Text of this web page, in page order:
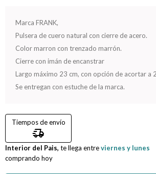
Marca FRANK,
Pulsera de cuero natural con cierre de acero.
Color marron con trenzado marrón.
Cierre con imán de encanstrar
Largo máximo 23 cm, con opción de acortar a
Se entregan con estuche de la marca.
Tiempos de envío
delivery_truck_speed
Interior del Pais, te llega entreviernes y lunes
comprando hoy
Nacimiento
San Valentín
Compromiso